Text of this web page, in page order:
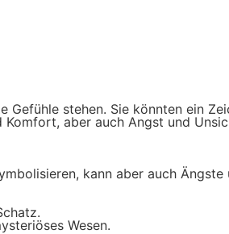
stehen. Sie könnten ein
aber auch Angst und
kann aber auch
Wesen.